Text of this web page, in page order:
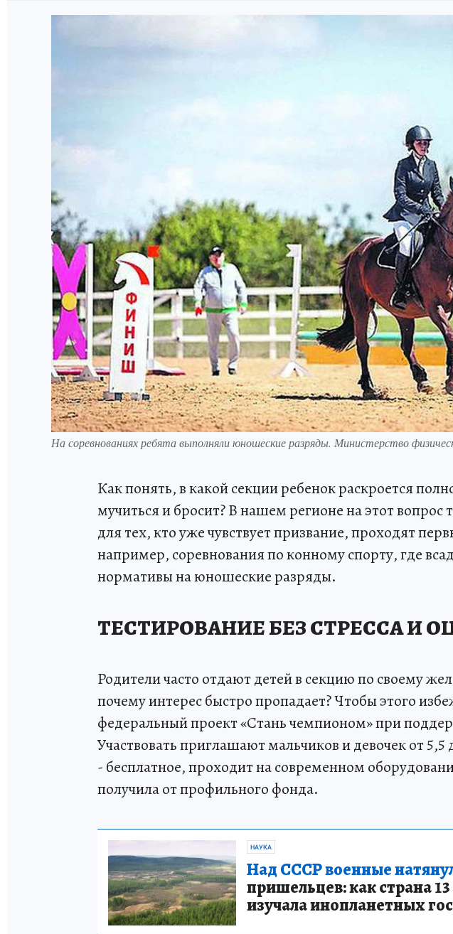
На соревнованиях ребята выполняли юношеские разряды. Министерство
Как понять, в какой секции ребенок раскроется
мучиться и бросит? В нашем регионе на этот вопрос
для тех, кто уже чувствует призвание, проходят
например, соревнования по конному спорту, где
нормативы на юношеские разряды.
ТЕСТИРОВАНИЕ БЕЗ СТРЕССА И
Родители часто отдают детей в секцию по своему
почему интерес быстро пропадает? Чтобы этого
федеральный проект «Стань чемпионом» при
Участвовать приглашают мальчиков и девочек от 5,5
- бесплатное, проходит на современном
получила от профильного фонда.
НАУКА
Над СССР военные
пришельцев: как страна
изучала инопланетных